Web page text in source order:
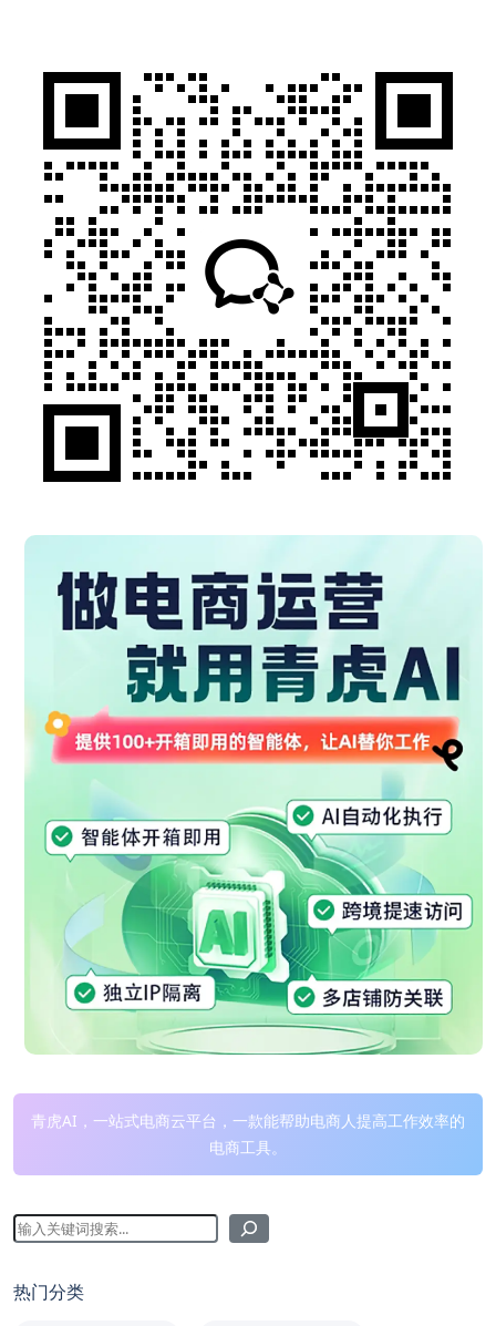
青虎AI，一站式电商云平台，一款能帮助电商人提高工作效率的
电商工具。
热门分类